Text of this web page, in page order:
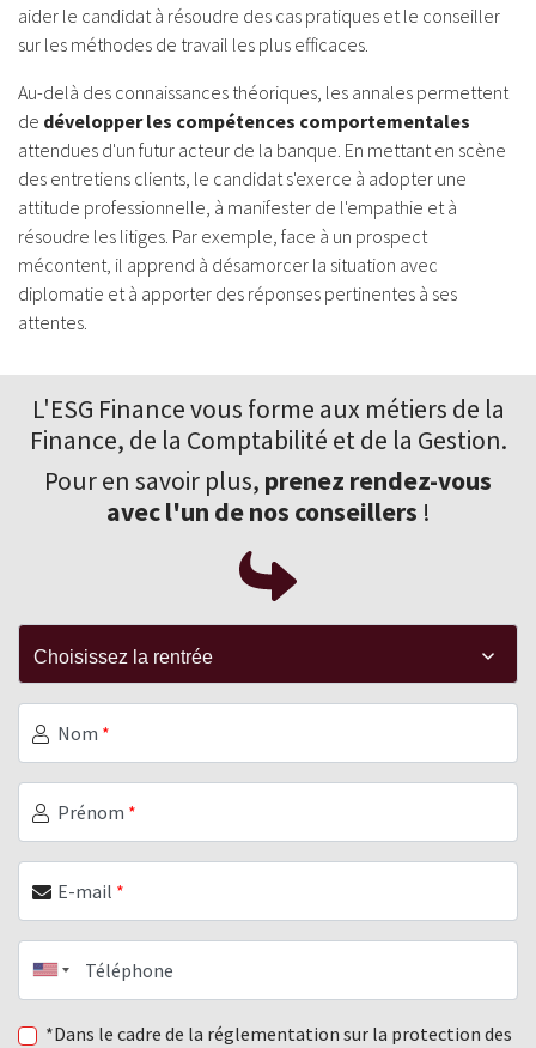
aider le candidat à résoudre des cas pratiques et le conseiller
sur les méthodes de travail les plus efficaces.
Au-delà des connaissances théoriques, les annales permettent
de développer les compétences comportementales
attendues d'un futur acteur de la banque. En mettant en scène
des entretiens clients, le candidat s'exerce à adopter une
attitude professionnelle, à manifester de l'empathie et à
résoudre les litiges. Par exemple, face à un prospect
mécontent, il apprend à désamorcer la situation avec
diplomatie et à apporter des réponses pertinentes à ses
attentes.
L'ESG Finance vous forme aux métiers de la
Finance, de la Comptabilité et de la Gestion.
Pour en savoir plus, prenez rendez-vous
avec l'un de nos conseillers !
Nom *
Prénom *
E-mail *
Téléphone
*Dans le cadre de la réglementation sur la protection des